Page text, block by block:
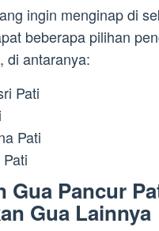
ingin menginap di
beberapa pilihan
di antaranya:
Pati
Pati
Gua Pancur
Gua Lainnya